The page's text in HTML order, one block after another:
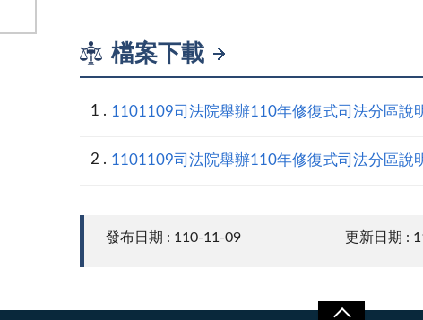
檔案下載
1101109司法院舉辦110年修復式司法分區說
1101109司法院舉辦110年修復式司法分區說
發布日期 : 110-11-09 更新日期 :